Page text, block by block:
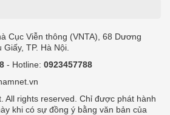
Cục Viễn thông (VNTA), 68 Dương
TP. Hà Nội.
- Hotline: 0923457788
All rights reserved. Chỉ được phát hành
khi có sự đồng ý bằng văn bản của